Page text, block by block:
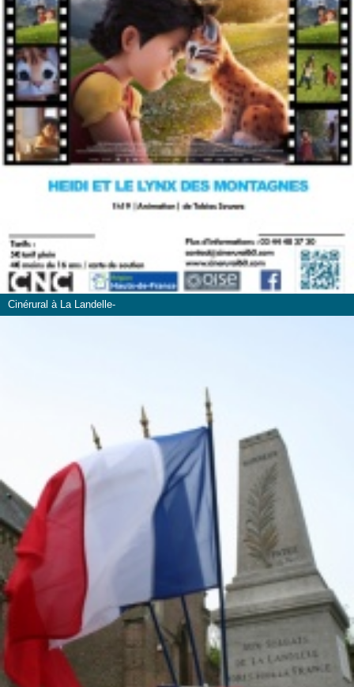
Cinérural à La Landelle-